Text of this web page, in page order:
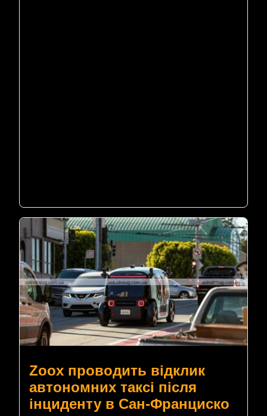
Zoox проводить відклик
автономних таксі після
інциденту в Сан-Франциско